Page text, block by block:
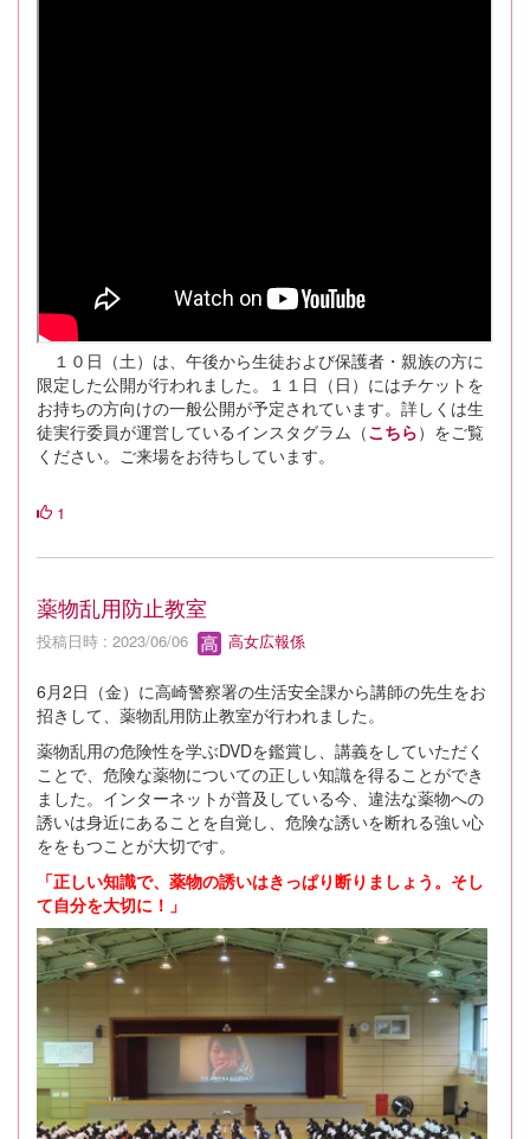
１０日（土）は、午後から生徒および保護者・親族の方に
限定した公開が行われました。１１日（日）にはチケットを
お持ちの方向けの一般公開が予定されています。詳しくは生
徒実行委員が運営しているインスタグラム（こちら）をご覧
ください。ご来場をお待ちしています。
1
薬物乱用防止教室
投稿日時 : 2023/06/06 高女広報係
6月2日（金）に高崎警察署の生活安全課から講師の先生をお
招きして、薬物乱用防止教室が行われました。
薬物乱用の危険性を学ぶDVDを鑑賞し、講義をしていただく
ことで、危険な薬物についての正しい知識を得ることができ
ました。インターネットが普及している今、違法な薬物への
誘いは身近にあることを自覚し、危険な誘いを断れる強い心
ををもつことが大切です。
「正しい知識で、薬物の誘いはきっぱり断りましょう。そし
て自分を大切に！」